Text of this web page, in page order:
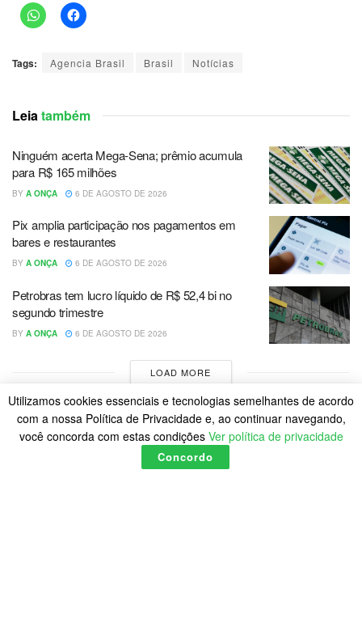
Tags: Agencia Brasil Brasil Notícias
Leiatambém
Ninguém acerta Mega-Sena; prêmio acumula
para R$ 165 milhões
BY A ONÇA 6 DE AGOSTO DE 2026
Pix amplia participação nos pagamentos em
bares e restaurantes
BY A ONÇA 6 DE AGOSTO DE 2026
Petrobras tem lucro líquido de R$ 52,4 bi no
segundo trimestre
BY A ONÇA 6 DE AGOSTO DE 2026
LOAD MORE
Utilizamos cookies essenciais e tecnologias semelhantes de acordo
com a nossa Política de Privacidade e, ao continuar navegando,
você concorda com estas condições Ver política de privacidade
Concordo